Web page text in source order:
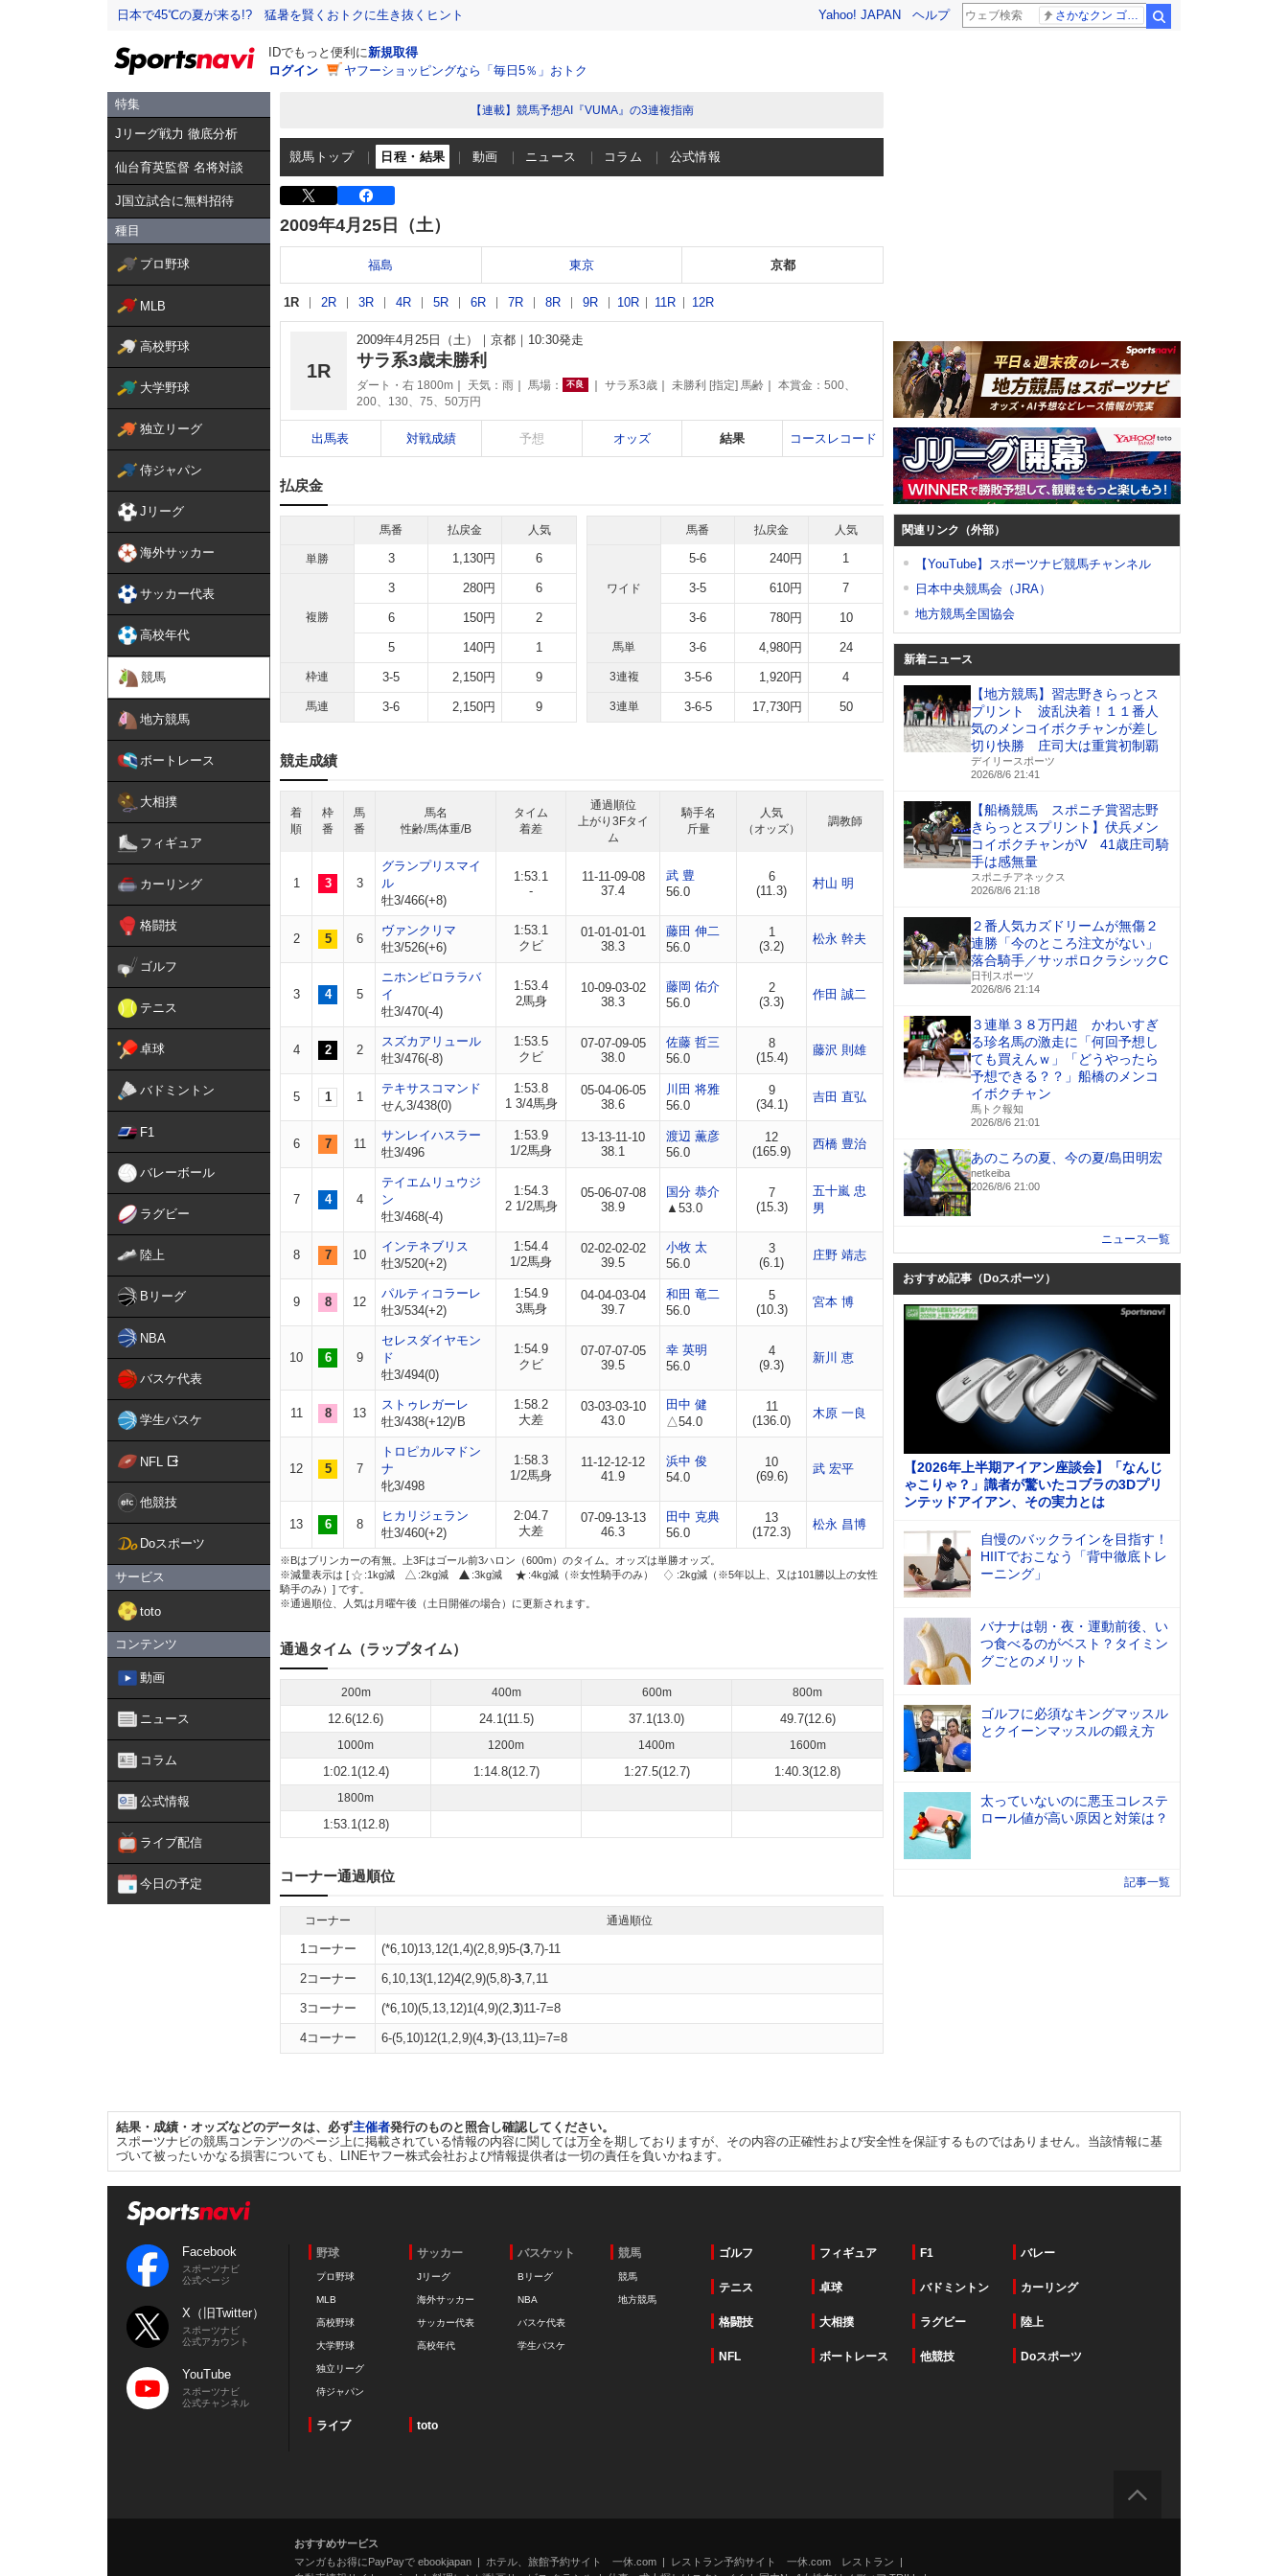
日本で45℃の夏が来る!? 猛暑を賢くおトクに生き抜くヒント Yahoo! JAPAN ヘルプ
IDでもっと便利に新規取得
ログイン
ヤフーショッピングなら「毎日5％」おトク
特集
Jリーグ戦力 徹底分析
仙台育英監督 名将対談
J国立試合に無料招待
種目
プロ野球
MLB
高校野球
大学野球
独立リーグ
侍ジャパン
Jリーグ
海外サッカー
サッカー代表
高校年代
競馬
地方競馬
ボートレース
大相撲
フィギュア
カーリング
格闘技
ゴルフ
テニス
卓球
バドミントン
F1
バレーボール
ラグビー
陸上
Bリーグ
NBA
バスケ代表
学生バスケ
NFL
他競技
Doスポーツ
サービス
toto
コンテンツ
動画
ニュース
コラム
公式情報
ライブ配信
今日の予定
【連載】競馬予想AI『VUMA』の3連複指南
競馬トップ 日程・結果 動画 ニュース コラム 公式情報
2009年4月25日（土）
福島 東京 京都
1R 2R 3R 4R 5R 6R 7R 8R 9R 10R 11R 12R
1R
2009年4月25日（土） 京都 10:30発走
サラ系3歳未勝利
ダート・右 1800m 天気： 雨 馬場： 不良 サラ系3歳 未勝利 [指定] 馬齢
本賞金：500、
200、130、75、50万円
出馬表 対戦成績 予想 オッズ 結果 コースレコード
払戻金
馬番 払戻金 人気
単勝 3 1,130円 6
複勝
3 280円 6
6 150円 2
5 140円 1
枠連 3-5 2,150円 9
馬連 3-6 2,150円 9
馬番 払戻金 人気
ワイド
5-6 240円 1
3-5 610円 7
3-6 780円 10
馬単 3-6 4,980円 24
3連複 3-5-6 1,920円 4
3連単 3-6-5 17,730円 50
競走成績
着
順
枠
番
馬
番
馬名
性齢/馬体重/B
タイム
着差
通過順位
上がり3Fタイ
ム
騎手名
斤量
人気
（オッズ）
調教師
1 3 3
グランプリスマイ
ル
牡3/466(+8)
1:53.1
-
11-11-09-08
37.4
武 豊
56.0
6
(11.3)
村山 明
2 5 6
ヴァンクリマ
牡3/526(+6)
1:53.1
クビ
01-01-01-01
38.3
藤田 伸二
56.0
1
(3.2)
松永 幹夫
3 4 5
ニホンピロララバ
イ
牡3/470(-4)
1:53.4
2馬身
10-09-03-02
38.3
藤岡 佑介
56.0
2
(3.3)
作田 誠二
4 2 2
スズカアリュール
牡3/476(-8)
1:53.5
クビ
07-07-09-05
38.0
佐藤 哲三
56.0
8
(15.4)
藤沢 則雄
5 1 1
テキサスコマンド
せん3/438(0)
1:53.8
1 3/4馬身
05-04-06-05
38.6
川田 将雅
56.0
9
(34.1)
吉田 直弘
6 7 11
サンレイハスラー
牡3/496
1:53.9
1/2馬身
13-13-11-10
38.1
渡辺 薫彦
56.0
12
(165.9)
西橋 豊治
7 4 4
テイエムリュウジ
ン
牡3/468(-4)
1:54.3
2 1/2馬身
05-06-07-08
38.9
国分 恭介
▲53.0
7
(15.3)
五十嵐 忠
男
8 7 10
インテネブリス
牡3/520(+2)
1:54.4
1/2馬身
02-02-02-02
39.5
小牧 太
56.0
3
(6.1)
庄野 靖志
9 8 12
パルティコラーレ
牡3/534(+2)
1:54.9
3馬身
04-04-03-04
39.7
和田 竜二
56.0
5
(10.3)
宮本 博
10 6 9
セレスダイヤモン
ド
牡3/494(0)
1:54.9
クビ
07-07-07-05
39.5
幸 英明
56.0
4
(9.3)
新川 恵
11 8 13
ストゥレガーレ
牡3/438(+12)/B
1:58.2
大差
03-03-03-10
43.0
田中 健
△54.0
11
(136.0)
木原 一良
12 5 7
トロピカルマドン
ナ
牝3/498
1:58.3
1/2馬身
11-12-12-12
41.9
浜中 俊
54.0
10
(69.6)
武 宏平
13 6 8
ヒカリジェラン
牡3/460(+2)
2:04.7
大差
07-09-13-13
46.3
田中 克典
56.0
13
(172.3)
松永 昌博
※Bはブリンカーの有無。上3Fはゴール前3ハロン（600m）のタイム。オッズは単勝オッズ。
※減量表示は [
:1kg減 :2kg減 :3kg減 :4kg減（※女性騎手のみ）
:2kg減（※5年以上、又は101勝以上の女性
騎手のみ）] です。
※通過順位、人気は月曜午後（土日開催の場合）に更新されます。
通過タイム（ラップタイム）
200m 400m 600m 800m
12.6(12.6) 24.1(11.5) 37.1(13.0) 49.7(12.6)
1000m 1200m 1400m 1600m
1:02.1(12.4) 1:14.8(12.7) 1:27.5(12.7) 1:40.3(12.8)
1800m
1:53.1(12.8)
コーナー通過順位
コーナー 通過順位
1コーナー (*6,10)13,12(1,4)(2,8,9)5-(3,7)-11
2コーナー 6,10,13(1,12)4(2,9)(5,8)-3,7,11
3コーナー (*6,10)(5,13,12)1(4,9)(2,3)11-7=8
4コーナー 6-(5,10)12(1,2,9)(4,3)-(13,11)=7=8
関連リンク（外部）
【YouTube】スポーツナビ競馬チャンネル
日本中央競馬会（JRA）
地方競馬全国協会
新着ニュース
【地方競馬】習志野きらっとス
プリント 波乱決着！１１番人
気のメンコイボクチャンが差し
切り快勝 庄司大は重賞初制覇
デイリースポーツ
2026/8/6 21:41
【船橋競馬 スポニチ賞習志野
きらっとスプリント】伏兵メン
コイボクチャンがV 41歳庄司騎
手は感無量
スポニチアネックス
2026/8/6 21:18
２番人気カズドリームが無傷２
連勝「今のところ注文がない」
落合騎手／サッポロクラシックC
日刊スポーツ
2026/8/6 21:14
３連単３８万円超 かわいすぎ
る珍名馬の激走に「何回予想し
ても買えんｗ」「どうやったら
予想できる？？」船橋のメンコ
イボクチャン
馬トク報知
2026/8/6 21:01
あのころの夏、今の夏/島田明宏
netkeiba
2026/8/6 21:00
ニュース一覧
おすすめ記事（Doスポーツ）
【2026年上半期アイアン座談会】「なんじ
ゃこりゃ？」識者が驚いたコブラの3Dプリ
ンテッドアイアン、その実力とは
自慢のバックラインを目指す！
HIITでおこなう「背中徹底トレ
ーニング」
バナナは朝・夜・運動前後、い
つ食べるのがベスト？タイミン
グごとのメリット
ゴルフに必須なキングマッスル
とクイーンマッスルの鍛え方
太っていないのに悪玉コレステ
ロール値が高い原因と対策は？
記事一覧
結果・成績・オッズなどのデータは、必ず主催者発行のものと照合し確認してください。
スポーツナビの競馬コンテンツのページ上に掲載されている情報の内容に関しては万全を期しておりますが、その内容の正確性および安全性を保証するものではありません。当該情報に基
づいて被ったいかなる損害についても、LINEヤフー株式会社および情報提供者は一切の責任を負いかねます。
Facebook
スポーツナビ
公式ページ
X（旧Twitter）
スポーツナビ
公式アカウント
YouTube
スポーツナビ
公式チャンネル
野球
プロ野球
MLB
高校野球
大学野球
独立リーグ
侍ジャパン
サッカー
Jリーグ
海外サッカー
サッカー代表
高校年代
バスケット
Bリーグ
NBA
バスケ代表
学生バスケ
競馬
競馬
地方競馬
ゴルフ フィギュア F1 バレー
テニス 卓球 バドミントン カーリング
格闘技 大相撲 ラグビー 陸上
NFL ボートレース 他競技 Doスポーツ
ライブ toto
おすすめサービス
マンガもお得にPayPayで ebookjapan
ホテル、旅館予約サイト 一休.com
レストラン予約サイト 一休.com レストラン